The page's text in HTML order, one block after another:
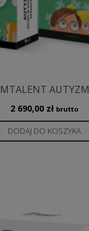
MTALENT AUTYZM
2 690,00 zł brutto
DODAJ DO KOSZYKA